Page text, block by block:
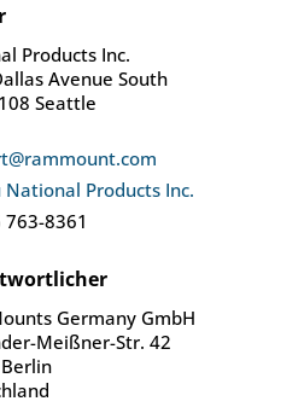
Products Inc.
Avenue South
Seattle
National Products Inc.
8361
Germany GmbH
Meißner-Str. 42